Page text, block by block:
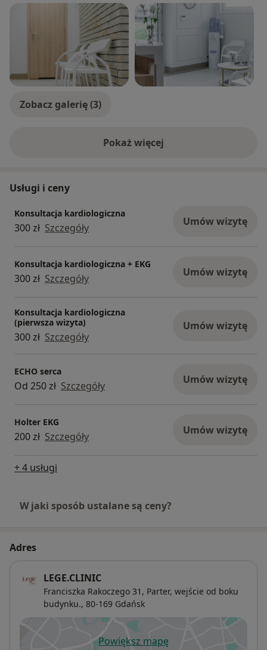
Zobacz galerię (3)
Pokaż więcejo doświadczeniu
Usługi i ceny
Konsultacja kardiologiczna
300 zł Szczegóły Umów wizytę
Konsultacja kardiologiczna + EKG
300 zł Szczegóły Umów wizytę
Konsultacja kardiologiczna
(pierwsza wizyta)
300 zł Szczegóły
Umów wizytę
ECHO serca
Od 250 zł Szczegóły Umów wizytę
Holter EKG
200 zł Szczegóły Umów wizytę
+ 4 usługi
W jaki sposób ustalane są ceny?
Adres
LEGE.CLINIC
Franciszka Rakoczego 31, Parter, wejście od boku
budynku., 80-169 Gdańsk
Powiększ mapę